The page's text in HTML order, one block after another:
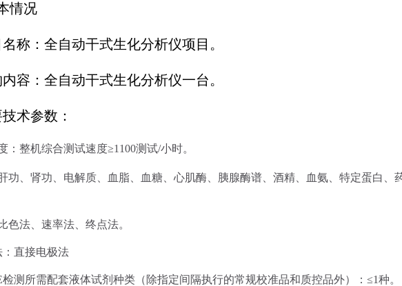
情况
称：全自动干式生化分析仪项目。
容：全自动干式生化分析仪一台。
术参数：
：整机综合测试速度≥1100测试/小时。
功、肾功、电解质、血脂、血糖、心肌酶、胰腺酶谱、酒精、血氨、特定蛋白、
色法、速率法、终点法。
：直接电极法
检测所需配套液体试剂种类（除指定间隔执行的常规校准品和质控品外）：≤1种。